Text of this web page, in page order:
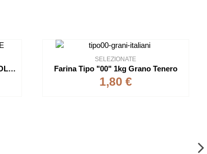
OROGIALLO BOTTIGLIA 0.50L - OLIO EXTRA VERGINE DI OLIVA
SELEZIONATE
Farina Tipo "00" 1kg Grano Tenero
1,80 €